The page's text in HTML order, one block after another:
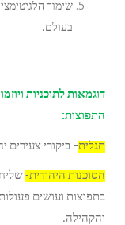
שימור
בעולם.
דוגמאות לתוכניות
התפוצות:
תגלית– ביקורי צעירים
הסוכנות היהודית-
בתפוצות ועושים
והקהילה.